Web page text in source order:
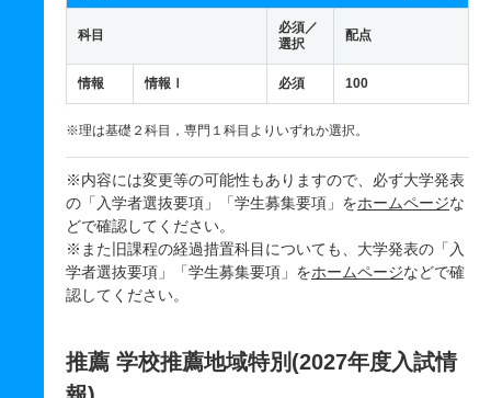
科目
必須／
選択
配点
情報 情報Ⅰ 必須 100
※理は基礎２科目，専門１科目よりいずれか選択。
※内容には変更等の可能性もありますので、必ず大学発表
の「入学者選抜要項」「学生募集要項」をホームページな
どで確認してください。
※また旧課程の経過措置科目についても、大学発表の「入
学者選抜要項」「学生募集要項」をホームページなどで確
認してください。
推薦 学校推薦地域特別(2027年度入試情